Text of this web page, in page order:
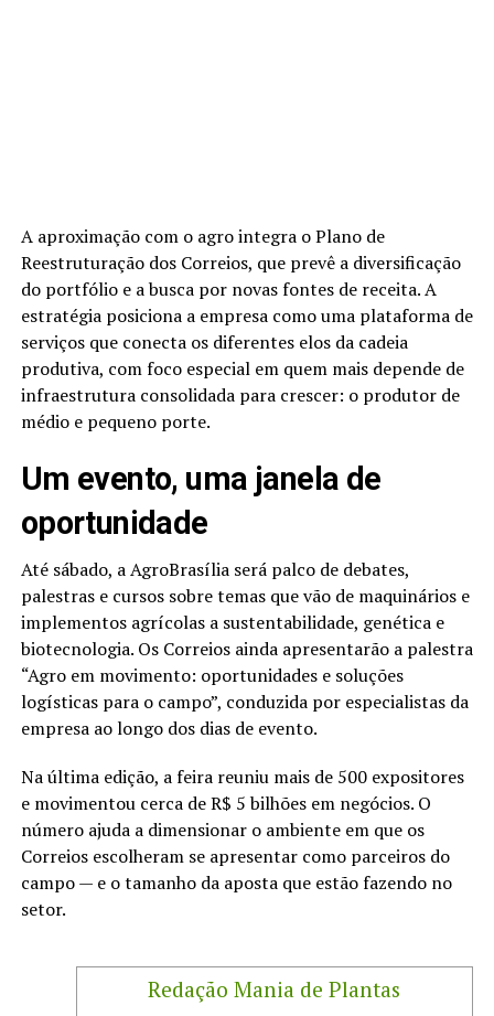
A aproximação com o agro integra o Plano de
Reestruturação dos Correios, que prevê a diversificação
do portfólio e a busca por novas fontes de receita. A
estratégia posiciona a empresa como uma plataforma de
serviços que conecta os diferentes elos da cadeia
produtiva, com foco especial em quem mais depende de
infraestrutura consolidada para crescer: o produtor de
médio e pequeno porte.
Um evento, uma janela de
oportunidade
Até sábado, a AgroBrasília será palco de debates,
palestras e cursos sobre temas que vão de maquinários e
implementos agrícolas a sustentabilidade, genética e
biotecnologia. Os Correios ainda apresentarão a palestra
“Agro em movimento: oportunidades e soluções
logísticas para o campo”, conduzida por especialistas da
empresa ao longo dos dias de evento.
Na última edição, a feira reuniu mais de 500 expositores
e movimentou cerca de R$ 5 bilhões em negócios. O
número ajuda a dimensionar o ambiente em que os
Correios escolheram se apresentar como parceiros do
campo — e o tamanho da aposta que estão fazendo no
setor.
Redação Mania de Plantas